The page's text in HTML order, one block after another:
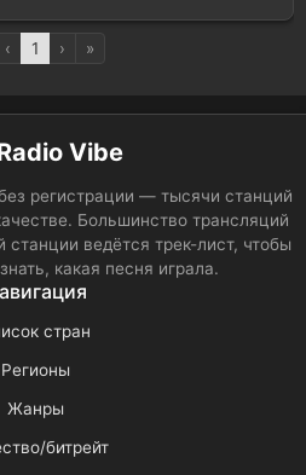
‹ 1 › »
Vibe
регистрации — тысячи станций
Большинство трансляций
ведётся трек-лист, чтобы
какая песня играла.
стран
Регионы
Жанры
битрейт